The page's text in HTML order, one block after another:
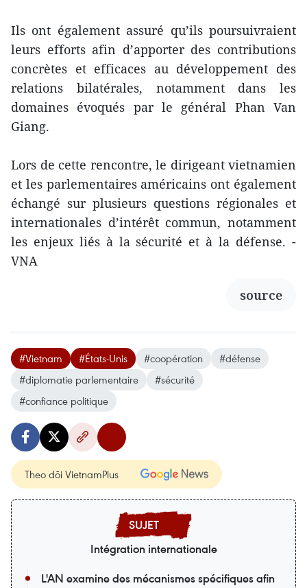
Ils ont également assuré qu’ils poursuivraient
leurs efforts afin d’apporter des contributions
concrètes et efficaces au développement des
relations bilatérales, notamment dans les
domaines évoqués par le général Phan Van
Giang.
Lors de cette rencontre, le dirigeant vietnamien
et les parlementaires américains ont également
échangé sur plusieurs questions régionales et
internationales d’intérêt commun, notamment
les enjeux liés à la sécurité et à la défense. -
VNA
source
#Vietnam #États-Unis #coopération
#défense
#diplomatie parlementaire
#sécurité
#confiance politique
Theo dõi VietnamPlus
Intégration internationale
L'AN examine des mécanismes spécifiques afin